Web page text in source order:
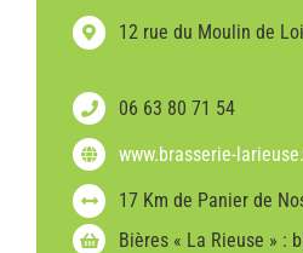
12 rue du Moulin de
06 63 80 71 54
www.brasserie-
17 Km de Panier de
Bières « La Rieuse » :